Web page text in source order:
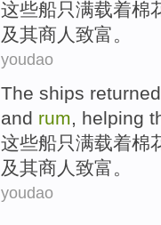
这些船只满载着棉
及其商人 致富。
youdao
The ships
and rum, helping
这些船只满载着棉
及其商人 致富。
youdao